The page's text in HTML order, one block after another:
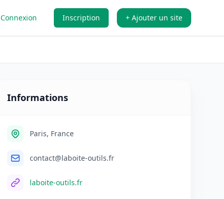
Connexion Inscription + Ajouter un site
Informations
Paris, France
contact@laboite-outils.fr
laboite-outils.fr